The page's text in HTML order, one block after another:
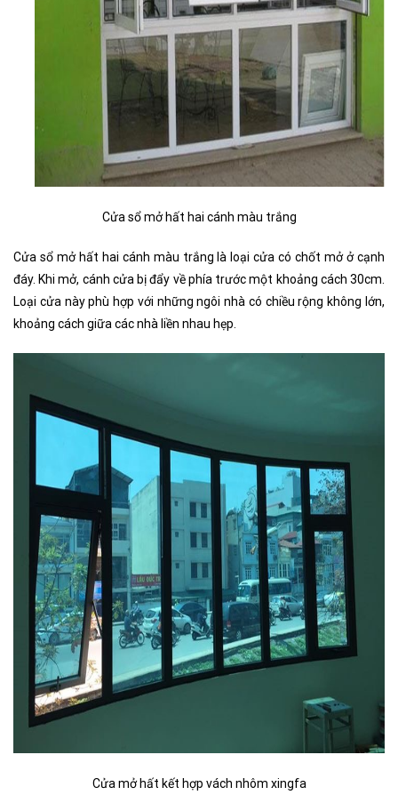
Cửa sổ mở hất hai cánh màu trắng
Cửa sổ mở hất hai cánh màu trắng là loại cửa có chốt mở ở cạnh
đáy. Khi mở, cánh cửa bị đẩy về phía trước một khoảng cách 30cm.
Loại cửa này phù hợp với những ngôi nhà có chiều rộng không lớn,
khoảng cách giữa các nhà liền nhau hẹp.
Cửa mở hất kết hợp vách nhôm xingfa